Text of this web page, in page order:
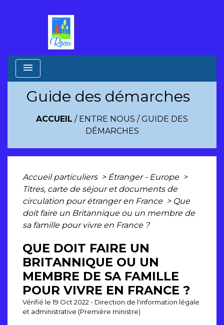
menu
Guide des démarches
ACCUEIL / ENTRE NOUS /GUIDE DES
DÉMARCHES
Accueil particuliers > Étranger - Europe >
Titres, carte de séjour et documents de
circulation pour étranger en France > Que
doit faire un Britannique ou un membre de
sa famille pour vivre en France ?
QUE DOIT FAIRE UN
BRITANNIQUE OU UN
MEMBRE DE SA FAMILLE
POUR VIVRE EN FRANCE ?
Vérifié le 19 Oct 2022 - Direction de l'information légale
et administrative (Première ministre)